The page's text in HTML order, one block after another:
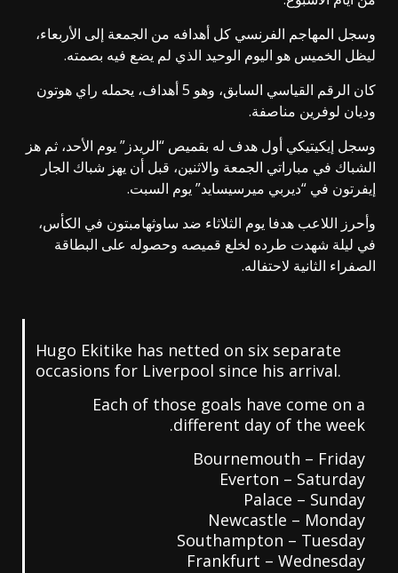
وسجل المهاجم الفرنسي كل أهدافه من الجمعة إلى الأربعاء،
ليظل الخميس هو اليوم الوحيد الذي لم يضع فيه بصمته.
كان الرقم القياسي السابق، وهو 5 أهداف، يحمله راي هوتون
وديان لوفرين مناصفة.
وسجل إيكيتيكي أول هدف له بقميص “الريدز” يوم الأحد، ثم هز
الشباك في مباراتي الجمعة والاثنين، قبل أن يهز شباك الجار
إيفرتون في “ديربي ميرسيسايد” يوم السبت.
وأحرز اللاعب هدفا يوم الثلاثاء ضد ساوثهامبتون في الكأس،
في ليلة شهدت طرده لخلع قميصه وحصوله على البطاقة
الصفراء الثانية لاحتفاله.
Hugo Ekitike has netted on six separate
occasions for Liverpool since his arrival.
Each of those goals have come on a
different day of the week.
Bournemouth – Friday
Everton – Saturday
Palace – Sunday
Newcastle – Monday
Southampton – Tuesday
Frankfurt – Wednesday